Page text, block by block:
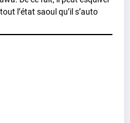
l’état saoul qu’il s’auto